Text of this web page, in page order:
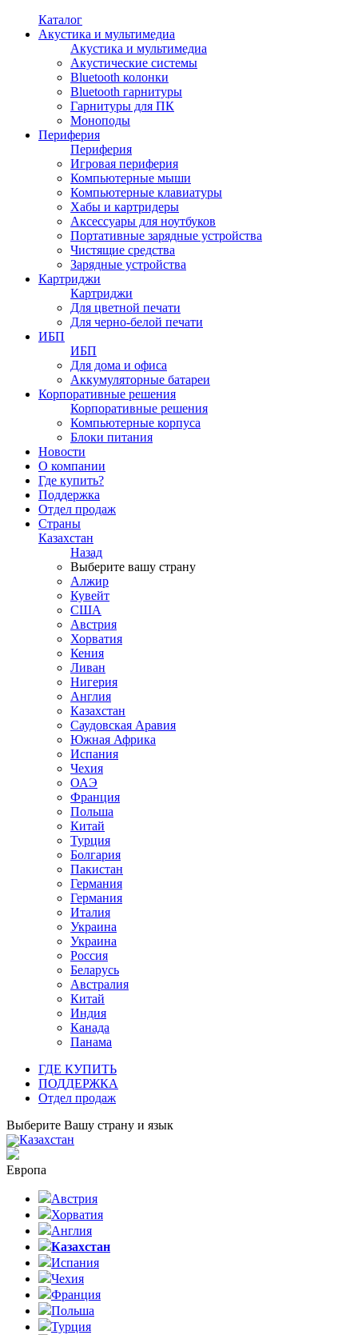
Каталог
Акустика и мультимедиа
Акустика и мультимедиа
Акустические системы
Bluetooth колонки
Bluetooth гарнитуры
Гарнитуры для ПК
Моноподы
Периферия
Периферия
Игровая периферия
Компьютерные мыши
Компьютерные клавиатуры
Хабы и картридеры
Аксессуары для ноутбуков
Портативные зарядные устройства
Чистящие средства
Зарядные устройства
Картриджи
Картриджи
Для цветной печати
Для черно-белой печати
ИБП
ИБП
Для дома и офиса
Аккумуляторные батареи
Корпоративные решения
Корпоративные решения
Компьютерные корпуса
Блоки питания
Новости
О компании
Где купить?
Поддержка
Отдел продаж
Страны
Казахстан
Назад
Выберите вашу страну
Алжир
Кувейт
США
Австрия
Хорватия
Кения
Ливан
Нигерия
Англия
Казахстан
Саудовская Аравия
Южная Африка
Испания
Чехия
ОАЭ
Франция
Польша
Китай
Турция
Болгария
Пакистан
Германия
Германия
Италия
Украина
Украина
Россия
Беларусь
Австралия
Китай
Индия
Канада
Панама
ГДЕ КУПИТЬ
ПОДДЕРЖКА
Отдел продаж
Выберите Вашу страну и язык
Казахстан
Европа
Австрия
Хорватия
Англия
Казахстан
Испания
Чехия
Франция
Польша
Турция